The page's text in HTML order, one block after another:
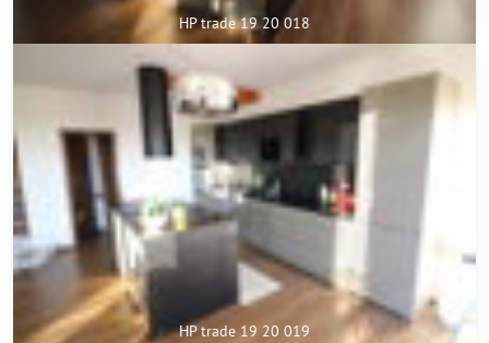
HP trade 19 20 018
HP trade 19 20 019